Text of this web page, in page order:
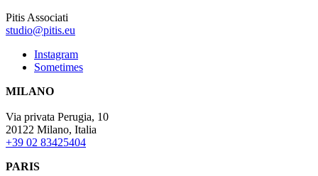
Pitis Associati
studio@pitis.eu
Instagram
Sometimes
MILANO
Via privata Perugia, 10
20122 Milano, Italia
+39 02 83425404
PARIS